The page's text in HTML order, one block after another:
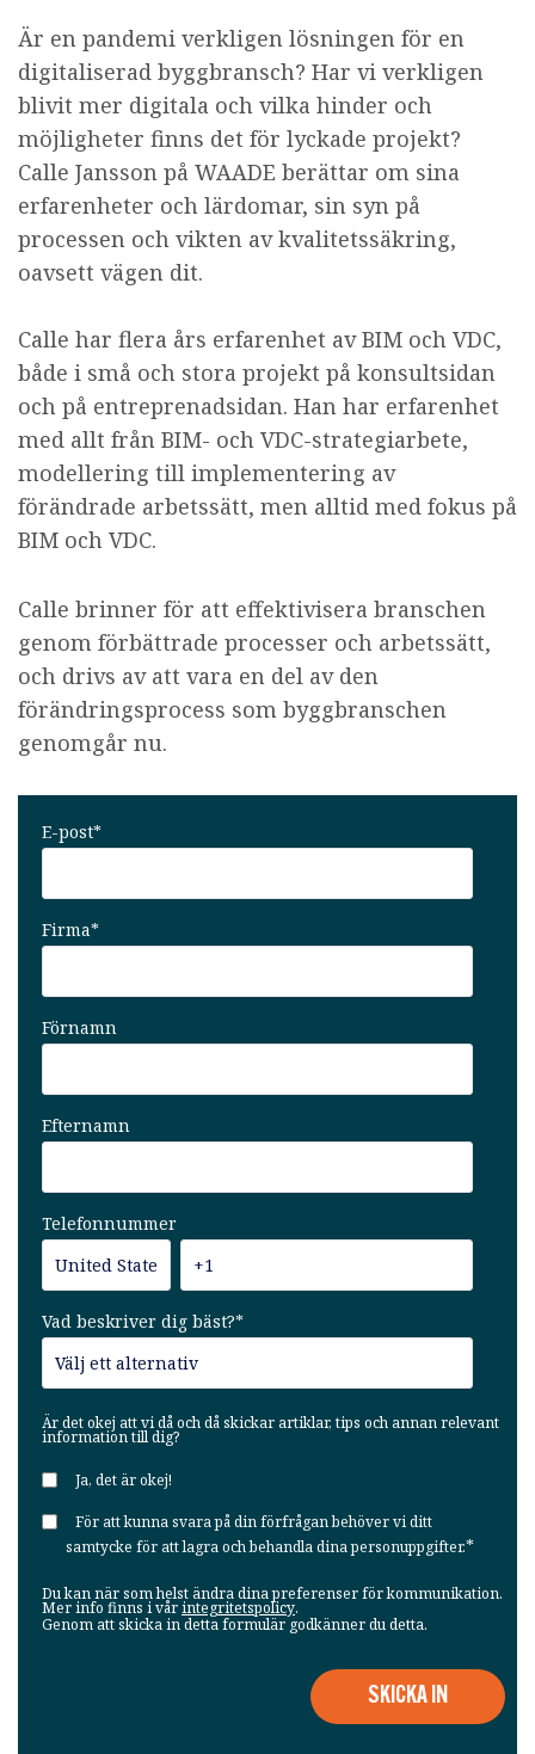
Är en pandemi verkligen lösningen för en
digitaliserad byggbransch? Har vi verkligen
blivit mer digitala och vilka hinder och
möjligheter finns det för lyckade projekt?
Calle Jansson på WAADE berättar om sina
erfarenheter och lärdomar, sin syn på
processen och vikten av kvalitetssäkring,
oavsett vägen dit.
Calle har flera års erfarenhet av BIM och VDC,
både i små och stora projekt på konsultsidan
och på entreprenadsidan. Han har erfarenhet
med allt från BIM- och VDC-strategiarbete,
modellering till implementering av
förändrade arbetssätt, men alltid med fokus på
BIM och VDC.
Calle brinner för att effektivisera branschen
genom förbättrade processer och arbetssätt,
och drivs av att vara en del av den
förändringsprocess som byggbranschen
genomgår nu.
E-post*
Firma*
Förnamn
Efternamn
Telefonnummer
Vad beskriver dig bäst?*
Är det okej att vi då och då skickar artiklar, tips och annan relevant
information till dig?
Ja, det är okej!
För att kunna svara på din förfrågan behöver vi ditt
samtycke för att lagra och behandla dina personuppgifter.*
Du kan när som helst ändra dina preferenser för kommunikation.
Mer info finns i vårintegritetspolicy.
Genom att skicka in detta formulär godkänner du detta.